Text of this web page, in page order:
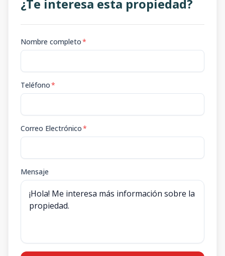
¿Te interesa esta propiedad?
Nombre completo*
Teléfono*
Correo Electrónico*
Mensaje